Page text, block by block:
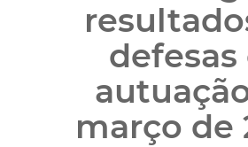
defesas
março de